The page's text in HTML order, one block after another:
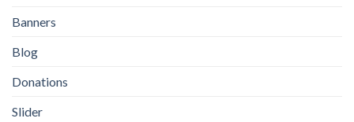
Banners
Blog
Donations
Slider